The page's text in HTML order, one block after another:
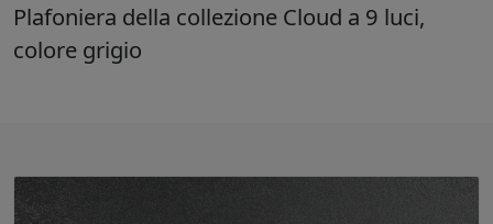
Plafoniera della collezione Cloud a 9 luci,
colore grigio